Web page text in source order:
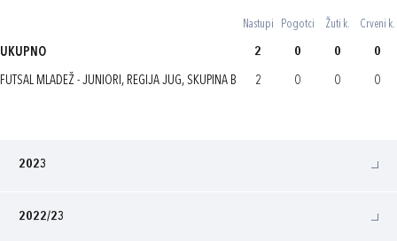
Nastupi Pogotci Žuti k. Crveni k.
UKUPNO 2 0 0 0
FUTSAL MLADEŽ - JUNIORI, REGIJA JUG, SKUPINA B 2 0 0 0
2023
2022/23